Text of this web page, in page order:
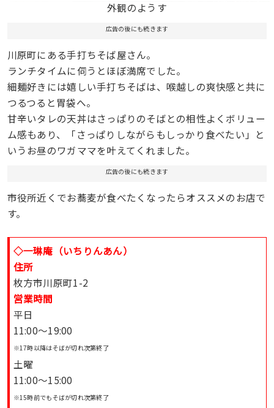
外観のようす
広告の後にも続きます
川原町にある手打ちそば屋さん。
ランチタイムに伺うとほぼ満席でした。
細麺好きには嬉しい手打ちそばは、喉越しの爽快感と共に
つるつると胃袋へ。
甘辛いタレの天丼はさっぱりのそばとの相性よくボリュー
ム感もあり、「さっぱりしながらもしっかり食べたい」と
いうお昼のワガママを叶えてくれました。
広告の後にも続きます
市役所近くでお蕎麦が食べたくなったらオススメのお店で
す。
◇一琳庵（いちりんあん）
住所
枚方市川原町1-2
営業時間
平日
11:00〜19:00
※17時以降はそばが切れ次第終了
土曜
11:00〜15:00
※15時前でもそばが切れ次第終了